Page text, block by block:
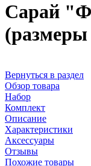
Сарай
(размеры
Вернуться в раздел
Обзор товара
Набор
Комплект
Описание
Характеристики
Аксессуары
Отзывы
Похожие товары